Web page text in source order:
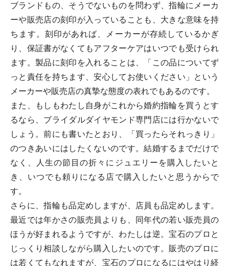
ブランドもの、そうでないものを問わず、指輪にメーカ
ーや販売店の刻印が入っていることも、大きな意味を持
ちます。刻印があれば、メーカーが存続しているかぎ
り、保証書がなくてもアフターケアはいつでも受けられ
ます。製品に刻印を入れることは、「この品についてず
っと責任を持ちます、安心してお使いください」という
メーカーや販売店の真摯な態度の表れでもあるのです。
また、もしもわたし自身がこれから婚約指輪を買うとす
るなら、ブライダルダイヤモンド専門店には行かないで
しょう。前にも書いたとおり、「買ったらそれっきり」
のつきあいにはしたくないのです。結婚するまでだけで
なく、人生の節目の折々にジュエリーを購入したいと
き、いつでも頼りになる店で購入したいと思うからで
す。
さらに、指輪も品定めしますが、店員も品定めします。
最近では年かさの販売員よりも、同年代の若い販売員の
ほうが好まれるようですが、わたしは逆。宝石のプロと
じっくり相談しながら購入したいのです。販売のプロに
は若くてもなれますが、宝石のプロになるにはやはり経